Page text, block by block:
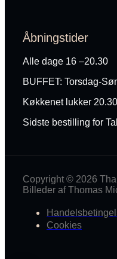
Åbningstider
Alle dage 16 –20.30
BUFFET: Torsdag-
Køkkenet lukker 20.30
Sidste bestilling for
Copyright © 2026
Billeder af Thomas
Cookies